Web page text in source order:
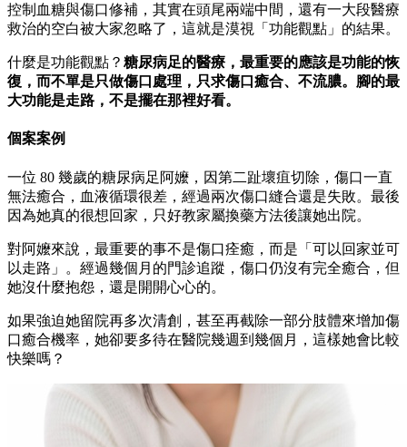
控制血糖與傷口修補，其實在頭尾兩端中間，還有一大段醫療
救治的空白被大家忽略了，這就是漠視「功能觀點」的結果。
什麼是功能觀點？ 糖尿病足的醫療，最重要的應該是功能的恢
復，而不單是只做傷口處理，只求傷口癒合、不流膿。腳的最
大功能是走路，不是擺在那裡好看。
個案案例
一位 80 幾歲的糖尿病足阿嬤，因第二趾壞疽切除，傷口一直
無法癒合，血液循環很差，經過兩次傷口縫合還是失敗。最後
因為她真的很想回家，只好教家屬換藥方法後讓她出院。
對阿嬤來說，最重要的事不是傷口痊癒，而是「可以回家並可
以走路」。經過幾個月的門診追蹤，傷口仍沒有完全癒合，但
她沒什麼抱怨，還是開開心心的。
如果強迫她留院再多次清創，甚至再截除一部分肢體來增加傷
口癒合機率，她卻要多待在醫院幾週到幾個月，這樣她會比較
快樂嗎？